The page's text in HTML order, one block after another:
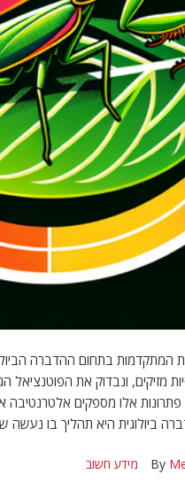
המתקדמות בתחום ההדברה
מזיקים, ונבדוק את
אלו מספקים אלטרנטיבה
ביולוגית היא תהליך בו נעשה
By מידע חשוב